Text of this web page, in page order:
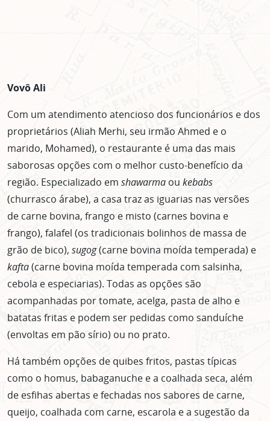
Vovô Ali
Com um atendimento atencioso dos funcionários e dos
proprietários (Aliah Merhi, seu irmão Ahmed e o
marido, Mohamed), o restaurante é uma das mais
saborosas opções com o melhor custo-benefício da
região. Especializado em shawarma ou kebabs
(churrasco árabe), a casa traz as iguarias nas versões
de carne bovina, frango e misto (carnes bovina e
frango), falafel (os tradicionais bolinhos de massa de
grão de bico), sugog(carne bovina moída temperada) e
kafta(carne bovina moída temperada com salsinha,
cebola e especiarias). Todas as opções são
acompanhadas por tomate, acelga, pasta de alho e
batatas fritas e podem ser pedidas como sanduíche
(envoltas em pão sírio) ou no prato.
Há também opções de quibes fritos, pastas típicas
como o homus, babaganuche e a coalhada seca, além
de esfihas abertas e fechadas nos sabores de carne,
queijo, coalhada com carne, escarola e a sugestão da